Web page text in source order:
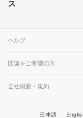
楽しめるのもネイルの魅力
ヘルプ
開講をご希望の方
会社概要・規約
日本語